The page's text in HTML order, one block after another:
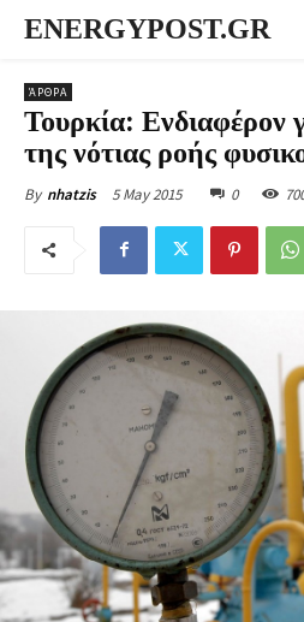
ENERGYPOST.GR
ΆΡΘΡΑ
Τουρκία: Ενδιαφέρον
της νότιας ροής
By nhatzis 5 May 2015 0